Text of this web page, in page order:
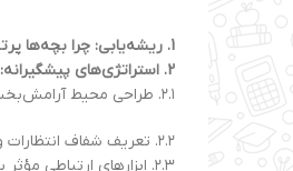
1. ریشه‌یابی: چرا بچه‌ها
2. استراتژی‌های
۲.۱. طراحی محیط آرامش‌بخش برای کودک پر تنش
۲.۲. تعریف شفاف انتظارات و مرزها
۲.۳. ابزارهای ارتباطی مؤثر با والدین کودک پر تنش